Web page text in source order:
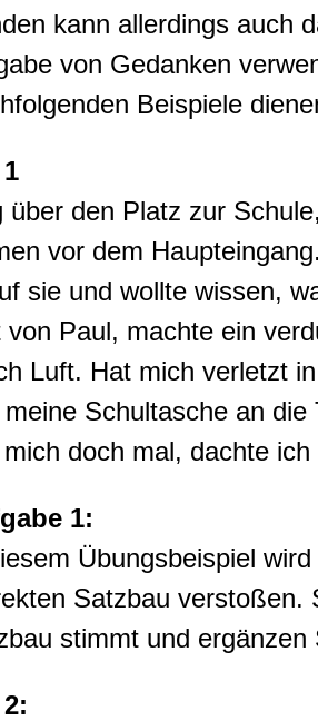
kann allerdings auch
von Gedanken
Beispiele
über den Platz zur
vor dem
sie und wollte wissen,
von Paul, machte ein
Luft. Hat mich verletzt
Schultasche an
doch mal, dachte
1:
Übungsbeispiel
Satzbau verstoßen.
stimmt und